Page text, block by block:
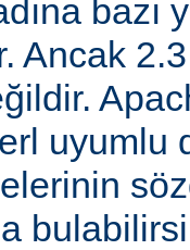
Ancak
uyumlu